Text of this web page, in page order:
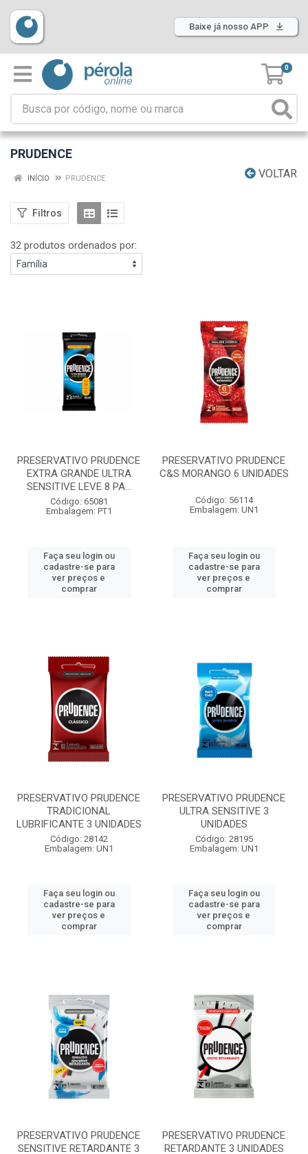
Baixe já nosso APP
0
PRUDENCE
VOLTAR
INÍCIO PRUDENCE
Filtros
32 produtos ordenados por:
PRESERVATIVO PRUDENCE
EXTRA GRANDE ULTRA
SENSITIVE LEVE 8 PA...
Código: 65081
Embalagem: PT1
Faça seu login ou
cadastre-se para
ver preços e
comprar
PRESERVATIVO PRUDENCE
C&S MORANGO 6 UNIDADES
Código: 56114
Embalagem: UN1
Faça seu login ou
cadastre-se para
ver preços e
comprar
PRESERVATIVO PRUDENCE
TRADICIONAL
LUBRIFICANTE 3 UNIDADES
Código: 28142
Embalagem: UN1
Faça seu login ou
cadastre-se para
ver preços e
comprar
PRESERVATIVO PRUDENCE
ULTRA SENSITIVE 3
UNIDADES
Código: 28195
Embalagem: UN1
Faça seu login ou
cadastre-se para
ver preços e
comprar
PRESERVATIVO PRUDENCE
SENSITIVE RETARDANTE 3
PRESERVATIVO PRUDENCE
RETARDANTE 3 UNIDADES